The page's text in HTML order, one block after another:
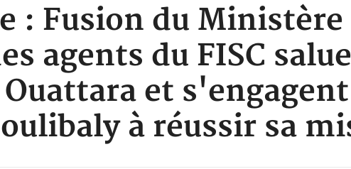
: Fusion du Ministère
agents du FISC
et
à réussir sa